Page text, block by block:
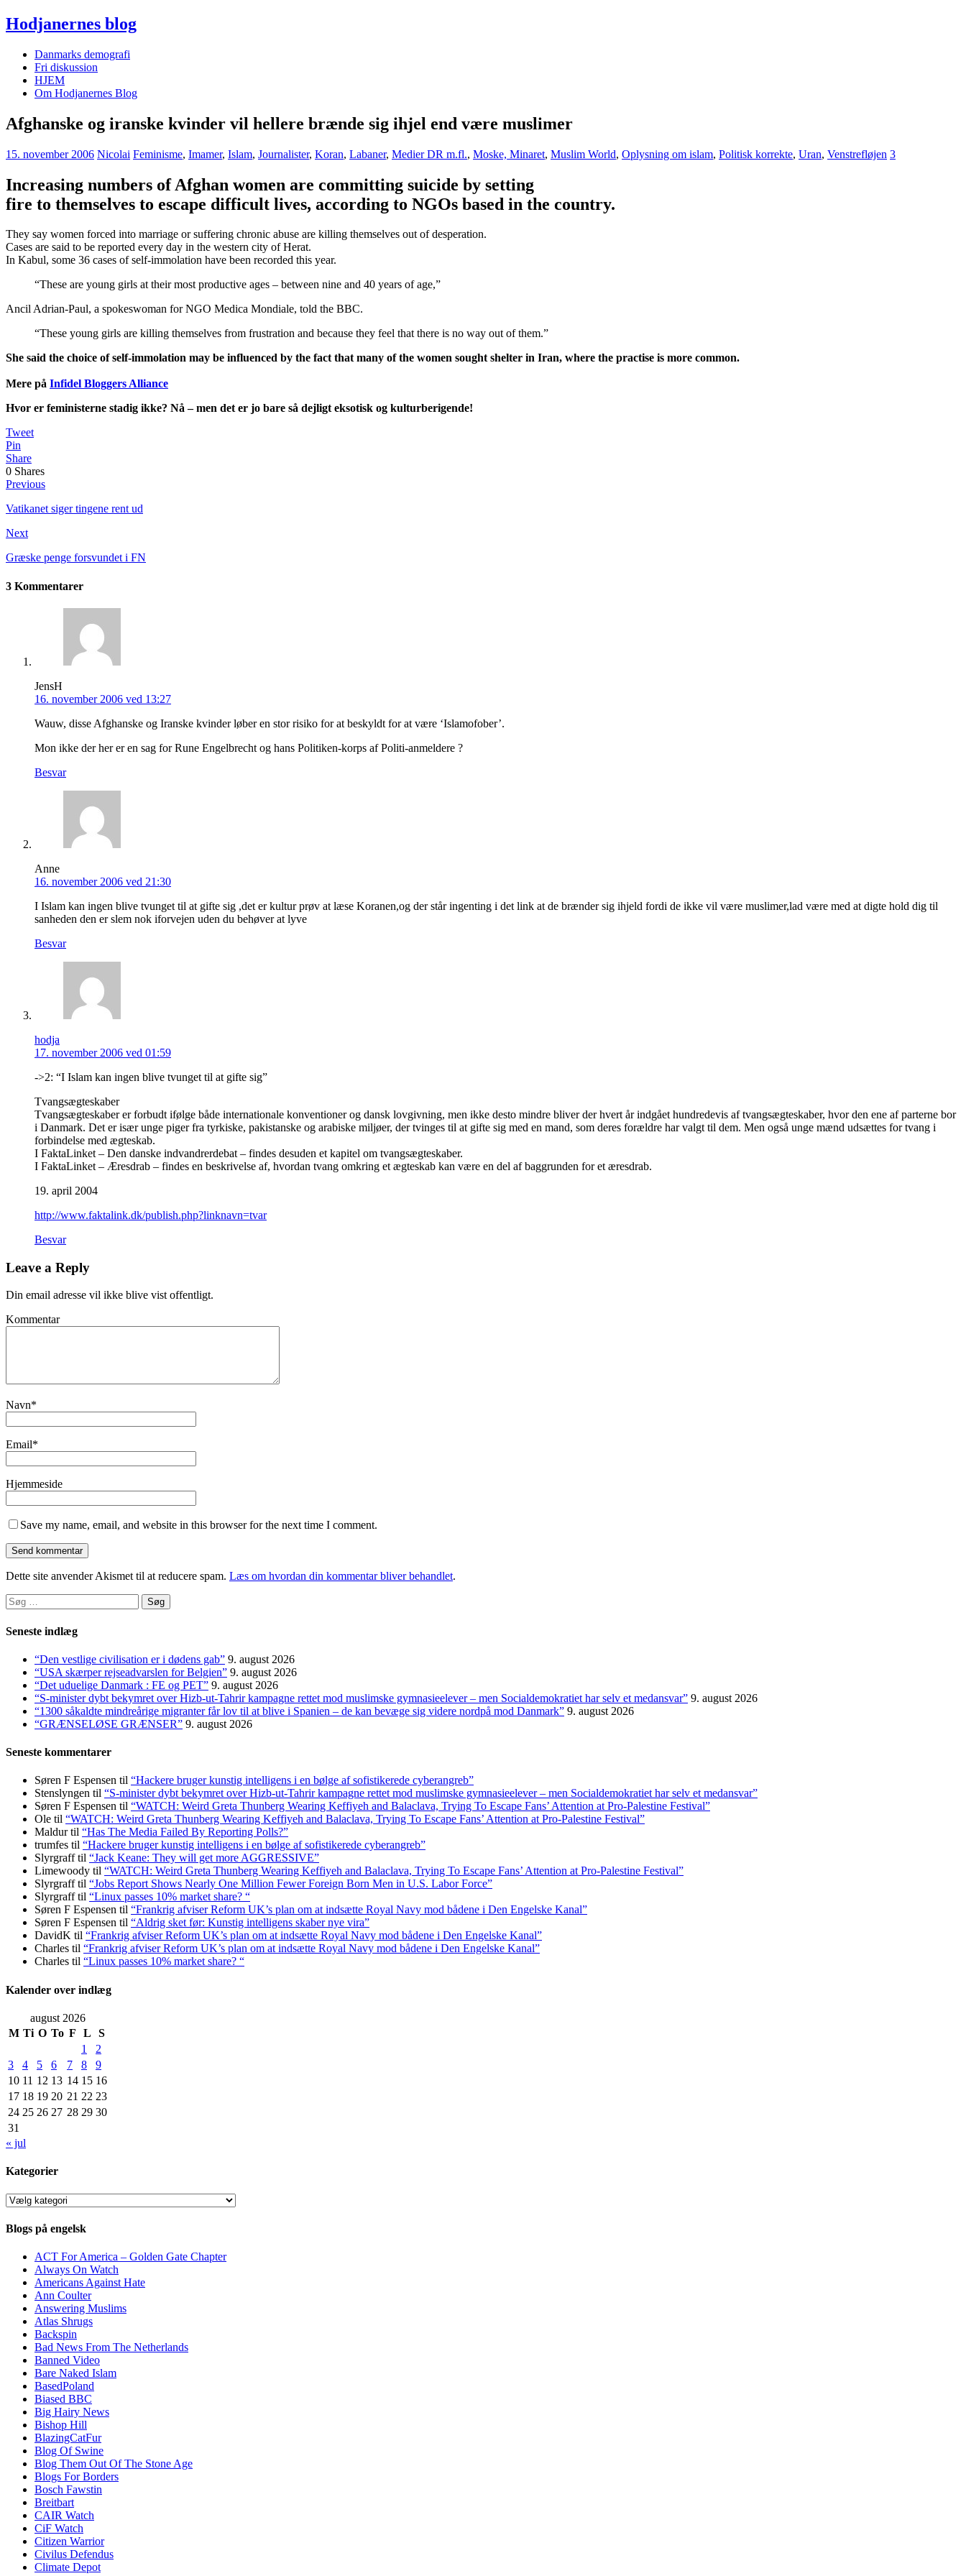
Hodjanernes blog
Danmarks demografi
Fri diskussion
HJEM
Om Hodjanernes Blog
Afghanske og iranske kvinder vil hellere brænde sig ihjel end være muslimer
15. november 2006 Nicolai Feminisme, Imamer, Islam, Journalister, Koran, Labaner, Medier DR m.fl., Moske, Minaret, Muslim World, Oplysning om islam, Politisk korrekte, Uran, Venstrefløjen 3
Increasing numbers of Afghan women are committing suicide by setting
fire to themselves to escape difficult lives, according to NGOs based in the country.
They say women forced into marriage or suffering chronic abuse are killing themselves out of desperation.
Cases are said to be reported every day in the western city of Herat.
In Kabul, some 36 cases of self-immolation have been recorded this year.
“These are young girls at their most productive ages – between nine and 40 years of age,”
Ancil Adrian-Paul, a spokeswoman for NGO Medica Mondiale, told the BBC.
“These young girls are killing themselves from frustration and because they feel that there is no way out of them.”
She said the choice of self-immolation may be influenced by the fact that many of the women sought shelter in Iran, where the practise is more common.
Mere på Infidel Bloggers Alliance
Hvor er feministerne stadig ikke? Nå – men det er jo bare så dejligt eksotisk og kulturberigende!
Tweet
Pin
Share
0 Shares
Previous
Vatikanet siger tingene rent ud
Next
Græske penge forsvundet i FN
3 Kommentarer
JensH
16. november 2006 ved 13:27
Wauw, disse Afghanske og Iranske kvinder løber en stor risiko for at beskyldt for at være ‘Islamofober’.
Mon ikke der her er en sag for Rune Engelbrecht og hans Politiken-korps af Politi-anmeldere ?
Besvar
Anne
16. november 2006 ved 21:30
I Islam kan ingen blive tvunget til at gifte sig ,det er kultur prøv at læse Koranen,og der står ingenting i det link at de brænder sig ihjeld fordi de ikke vil være muslimer,lad være med at digte hold dig til
sanheden den er slem nok iforvejen uden du behøver at lyve
Besvar
hodja
17. november 2006 ved 01:59
->2: “I Islam kan ingen blive tvunget til at gifte sig”
Tvangsægteskaber
Tvangsægteskaber er forbudt ifølge både internationale konventioner og dansk lovgivning, men ikke desto mindre bliver der hvert år indgået hundredevis af tvangsægteskaber, hvor den ene af parterne bor
i Danmark. Det er især unge piger fra tyrkiske, pakistanske og arabiske miljøer, der tvinges til at gifte sig med en mand, som deres forældre har valgt til dem. Men også unge mænd udsættes for tvang i
forbindelse med ægteskab.
I FaktaLinket – Den danske indvandrerdebat – findes desuden et kapitel om tvangsægteskaber.
I FaktaLinket – Æresdrab – findes en beskrivelse af, hvordan tvang omkring et ægteskab kan være en del af baggrunden for et æresdrab.
19. april 2004
http://www.faktalink.dk/publish.php?linknavn=tvar
Besvar
Leave a Reply
Din email adresse vil ikke blive vist offentligt.
Kommentar
Navn*
Email*
Hjemmeside
Save my name, email, and website in this browser for the next time I comment.
Dette site anvender Akismet til at reducere spam. Læs om hvordan din kommentar bliver behandlet.
Søg
efter:
Seneste indlæg
“Den vestlige civilisation er i dødens gab” 9. august 2026
“USA skærper rejseadvarslen for Belgien” 9. august 2026
“Det uduelige Danmark : FE og PET” 9. august 2026
“S-minister dybt bekymret over Hizb-ut-Tahrir kampagne rettet mod muslimske gymnasieelever – men Socialdemokratiet har selv et medansvar” 9. august 2026
“1300 såkaldte mindreårige migranter får lov til at blive i Spanien – de kan bevæge sig videre nordpå mod Danmark” 9. august 2026
“GRÆNSELØSE GRÆNSER” 9. august 2026
Seneste kommentarer
Søren F Espensen til “Hackere bruger kunstig intelligens i en bølge af sofistikerede cyberangreb”
Stenslyngen til “S-minister dybt bekymret over Hizb-ut-Tahrir kampagne rettet mod muslimske gymnasieelever – men Socialdemokratiet har selv et medansvar”
Søren F Espensen til “WATCH: Weird Greta Thunberg Wearing Keffiyeh and Balaclava, Trying To Escape Fans’ Attention at Pro-Palestine Festival”
Ole til “WATCH: Weird Greta Thunberg Wearing Keffiyeh and Balaclava, Trying To Escape Fans’ Attention at Pro-Palestine Festival”
Maldurtil “Has The Media Failed By Reporting Polls?”
trumfes til “Hackere bruger kunstig intelligens i en bølge af sofistikerede cyberangreb”
Slyrgrafftil “Jack Keane: They will get more AGGRESSIVE”
Limewoody til “WATCH: Weird Greta Thunberg Wearing Keffiyeh and Balaclava, Trying To Escape Fans’ Attention at Pro-Palestine Festival”
Slyrgrafftil “Jobs Report Shows Nearly One Million Fewer Foreign Born Men in U.S. Labor Force”
Slyrgrafftil “Linux passes 10% market share? “
Søren F Espensen til “Frankrig afviser Reform UK’s plan om at indsætte Royal Navy mod bådene i Den Engelske Kanal”
Søren F Espensen til “Aldrig sket før: Kunstig intelligens skaber nye vira”
DavidK til “Frankrig afviser Reform UK’s plan om at indsætte Royal Navy mod bådene i Den Engelske Kanal”
Charles til “Frankrig afviser Reform UK’s plan om at indsætte Royal Navy mod bådene i Den Engelske Kanal”
Charles til “Linux passes 10% market share? “
Kalender over indlæg
august 2026
M Ti O To F L
S
1
2
3
4 5 6 7 8
9
10 11 12 13 14 15 16
17 18 19 20 21 22 23
24 25 26 27 28 29 30
31
« jul
Kategorier
Kategorier
Blogs på engelsk
ACT For America – Golden Gate Chapter
Always On Watch
Americans Against Hate
Ann Coulter
Answering Muslims
Atlas Shrugs
Backspin
Bad News From The Netherlands
Banned Video
Bare Naked Islam
BasedPoland
Biased BBC
Big Hairy News
Bishop Hill
BlazingCatFur
Blog Of Swine
Blog Them Out Of The Stone Age
Blogs For Borders
Bosch Fawstin
Breitbart
CAIR Watch
CiF Watch
Citizen Warrior
Civilus Defendus
Climate Depot